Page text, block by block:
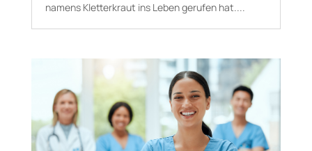
namens Kletterkraut ins Leben gerufen hat....